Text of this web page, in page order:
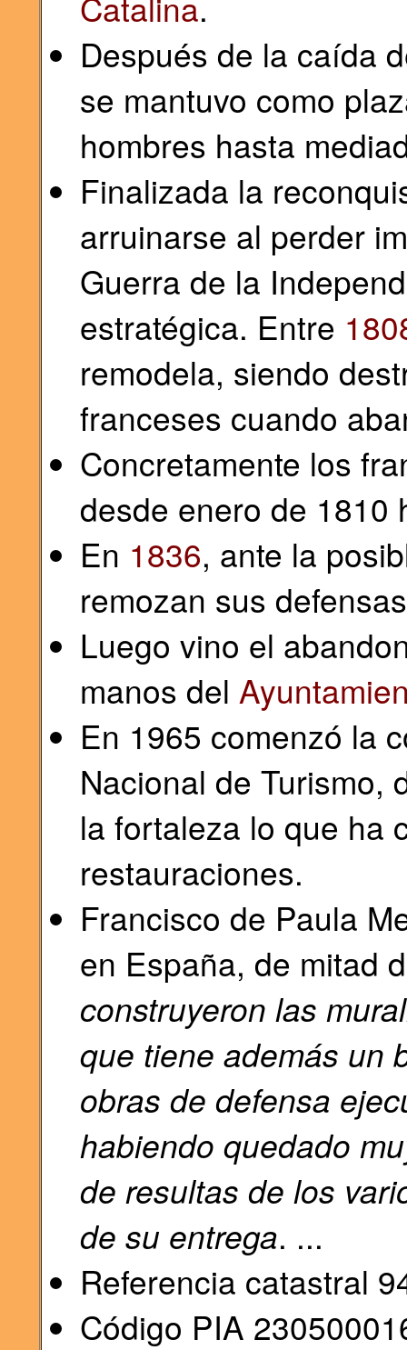
Después de la caída
se mantuvo como
hombres hasta
Finalizada la
arruinarse al perder
Guerra de la
estratégica. Entre
remodela, siendo
franceses cuando
Concretamente los
desde enero de
En 1836, ante la
remozan sus
Luego vino el
manos del
En 1965 comenzó la
Nacional de Turismo,
la fortaleza lo que ha
restauraciones.
Francisco de Paula
en España, de mitad
construyeron las
que tiene además un
obras de defensa
habiendo quedado
de resultas de los
de su entrega. ...
Referencia catastral
Código PIA